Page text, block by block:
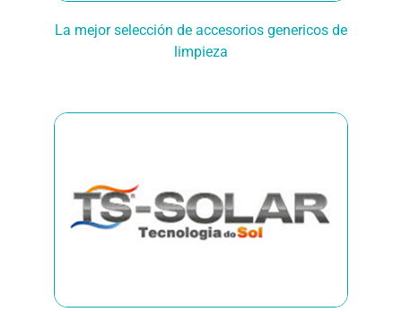
La mejor selección de accesorios genericos de
limpieza